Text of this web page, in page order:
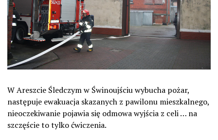
W Areszcie Śledczym w Świnoujściu wybucha pożar,
następuje ewakuacja skazanych z pawilonu mieszkalnego,
nieoczekiwanie pojawia się odmowa wyjścia z celi … na
szczęście to tylko ćwiczenia.